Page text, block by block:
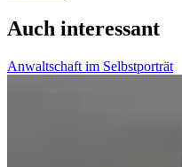
Auch interessant
Anwaltschaft im Selbstporträt